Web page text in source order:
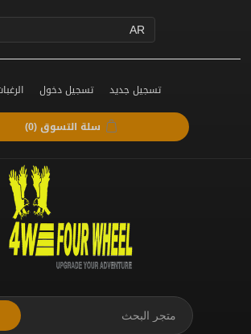
تسجيل جديد تسجيل دخول
سلة التسوق(0)